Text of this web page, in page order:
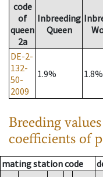
code
of
queen
2a
Inbreeding
Queen
DE-2-
132-
50-
2009
1.9% 1.8%
Breeding
coefficients of
mating station code